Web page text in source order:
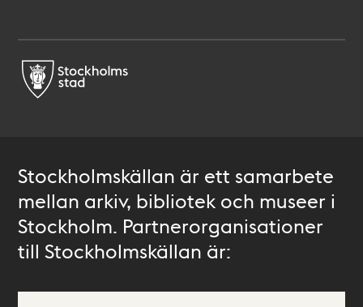
Stockholmskällan är ett samarbete
mellan arkiv, bibliotek och museer i
Stockholm. Partnerorganisationer
till Stockholmskällan är: